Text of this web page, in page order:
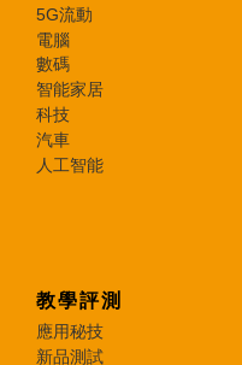
5G流動
電腦
數碼
智能家居
科技
汽車
人工智能
教學評測
應用秘技
新品測試